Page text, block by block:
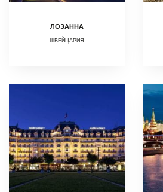
ЛОЗАННА
ШВЕЙЦАРИЯ